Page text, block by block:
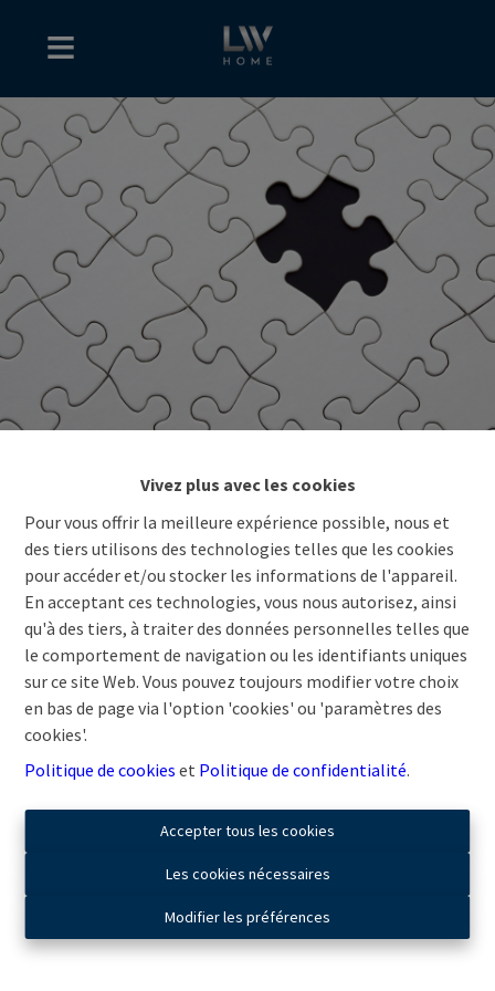
Vivez plus avec les cookies
Pour vous offrir la meilleure expérience possible, nous et
des tiers utilisons des technologies telles que les cookies
pour accéder et/ou stocker les informations de l'appareil.
En acceptant ces technologies, vous nous autorisez, ainsi
qu'à des tiers, à traiter des données personnelles telles que
le comportement de navigation ou les identifiants uniques
sur ce site Web. Vous pouvez toujours modifier votre choix
en bas de page via l'option 'cookies' ou 'paramètres des
cookies'.
Politique de cookies et Politique de confidentialité.
Accepter tous les cookies
Les cookies nécessaires
Modifier les préférences
Oups, cette page n'existe plus
À Vendre À Louer